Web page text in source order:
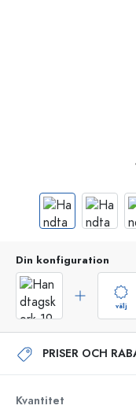
Din konfiguration
välj
PRISER OCH
Kvantitet